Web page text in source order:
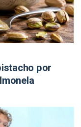
por